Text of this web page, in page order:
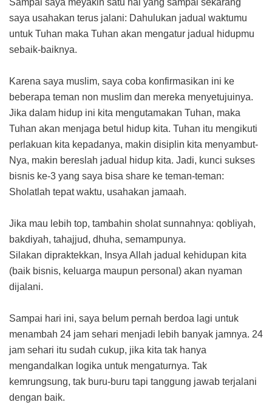
Sampai saya meyakin satu hal yang sampai sekarang
saya usahakan terus jalani: Dahulukan jadual waktumu
untuk Tuhan maka Tuhan akan mengatur jadual hidupmu
sebaik-baiknya.
Karena saya muslim, saya coba konfirmasikan ini ke
beberapa teman non muslim dan mereka menyetujuinya.
Jika dalam hidup ini kita mengutamakan Tuhan, maka
Tuhan akan menjaga betul hidup kita. Tuhan itu mengikuti
perlakuan kita kepadanya, makin disiplin kita menyambut-
Nya, makin bereslah jadual hidup kita. Jadi, kunci sukses
bisnis ke-3 yang saya bisa share ke teman-teman:
Sholatlah tepat waktu, usahakan jamaah.
Jika mau lebih top, tambahin sholat sunnahnya: qobliyah,
bakdiyah, tahajjud, dhuha, semampunya.
Silakan dipraktekkan, Insya Allah jadual kehidupan kita
(baik bisnis, keluarga maupun personal) akan nyaman
dijalani.
Sampai hari ini, saya belum pernah berdoa lagi untuk
menambah 24 jam sehari menjadi lebih banyak jamnya. 24
jam sehari itu sudah cukup, jika kita tak hanya
mengandalkan logika untuk mengaturnya. Tak
kemrungsung, tak buru-buru tapi tanggung jawab terjalani
dengan baik.